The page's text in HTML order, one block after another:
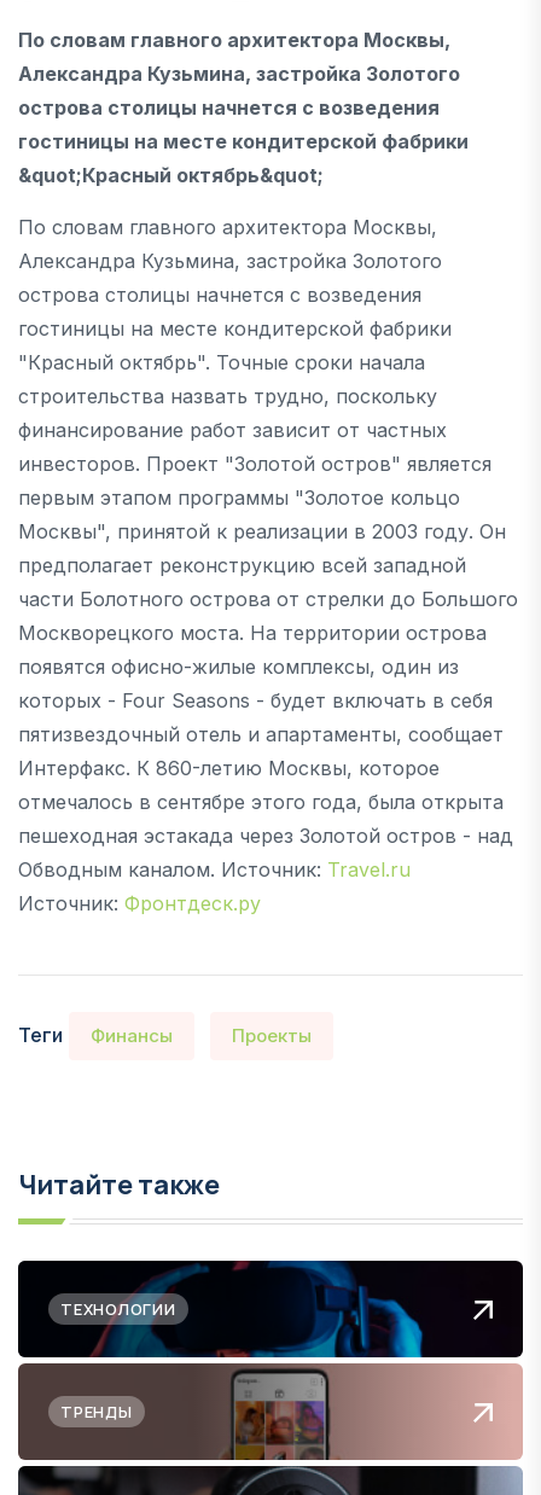
По словам главного архитектора Москвы,
Александра Кузьмина, застройка Золотого
острова столицы начнется с возведения
гостиницы на месте кондитерской фабрики
&quot;Красный октябрь&quot;
По словам главного архитектора Москвы,
Александра Кузьмина, застройка Золотого
острова столицы начнется с возведения
гостиницы на месте кондитерской фабрики
"Красный октябрь". Точные сроки начала
строительства назвать трудно, поскольку
финансирование работ зависит от частных
инвесторов. Проект "Золотой остров" является
первым этапом программы "Золотое кольцо
Москвы", принятой к реализации в 2003 году. Он
предполагает реконструкцию всей западной
части Болотного острова от стрелки до Большого
Москворецкого моста. На территории острова
появятся офисно-жилые комплексы, один из
которых - Four Seasons - будет включать в себя
пятизвездочный отель и апартаменты, сообщает
Интерфакс. К 860-летию Москвы, которое
отмечалось в сентябре этого года, была открыта
пешеходная эстакада через Золотой остров - над
Обводным каналом. Источник: Travel.ru
Источник: Фронтдеск.ру
Теги Финансы Проекты
Читайте также
ТЕХНОЛОГИИ
ТРЕНДЫ